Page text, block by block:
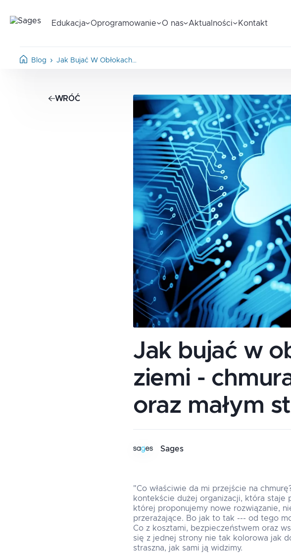
Edukacja Oprogramowanie O nas Aktualności Kontakt
Blog Jak Bujać W Obłokach…
WRÓĆ
Jak bujać w
ziemi -
oraz małym
Sages
"Co właściwie da mi przejście na
kontekście dużej organizacji, która
której proponujemy nowe rozwiązanie,
przerażające. Bo jak to tak --- od tego
Co z kosztami, bezpieczeństwem oraz
się z jednej strony nie tak kolorowa jak
straszna, jak sami ją widzimy.